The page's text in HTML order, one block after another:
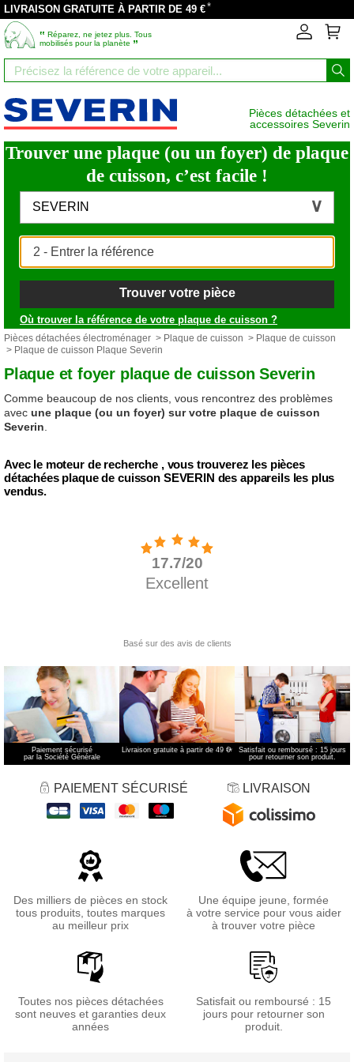
LIVRAISON GRATUITE À PARTIR DE 49 €*
‟ Réparez, ne jetez plus. Tous
mobilisés pour la planète ”
Pièces détachées et
accessoires Severin
Trouver une plaque (ou un foyer) de plaque
de cuisson, c’est facile !
SEVERIN
Trouver votre pièce
Où trouver la référence de votre plaque de cuisson ?
Pièces détachées électroménager > Plaque de cuisson > Plaque de cuisson
> Plaque de cuisson Plaque Severin
Plaque et foyer plaque de cuisson Severin
Comme beaucoup de nos clients, vous rencontrez des problèmes
avec une plaque (ou un foyer) sur votre plaque de cuisson
Severin
Avec le moteur de recherche , vous trouverez les pièces
détachées plaque de cuisson SEVERIN des appareils les plus
vendus.
Paiement sécurisé
par la Société Générale
Livraison gratuite à partir de 49 €*
Satisfait ou remboursé : 15 jours
pour retourner son produit.
PAIEMENT SÉCURISÉ LIVRAISON
Des milliers de pièces en stock
tous produits, toutes marques
au meilleur prix
Une équipe jeune, formée
à votre service pour vous aider
à trouver votre pièce
Toutes nos pièces détachées
sont neuves et garanties deux
années
Satisfait ou remboursé : 15
jours pour retourner son
produit.